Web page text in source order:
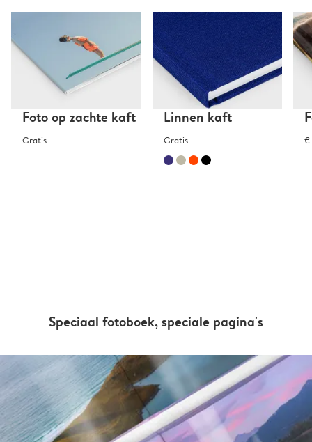
Foto op zachte kaft
Gratis
Linnen kaft
Gratis €
Speciaal fotoboek, speciale pagina's